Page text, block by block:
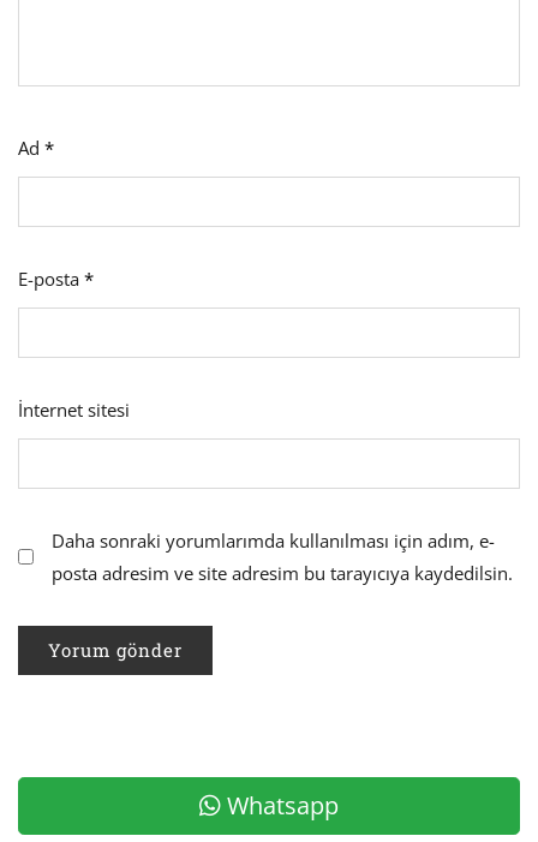
Ad *
E-posta *
İnternet sitesi
Daha sonraki yorumlarımda kullanılması için adım, e-
posta adresim ve site adresim bu tarayıcıya kaydedilsin.
Whatsapp